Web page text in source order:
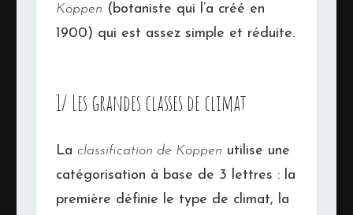
Köppen (botaniste qui l’a créé en
1900) qui est assez simple et réduite.
1/ Les grandes classes de climat
La classification de Köppen utilise une
catégorisation à base de 3 lettres : la
première définie le type de climat, la